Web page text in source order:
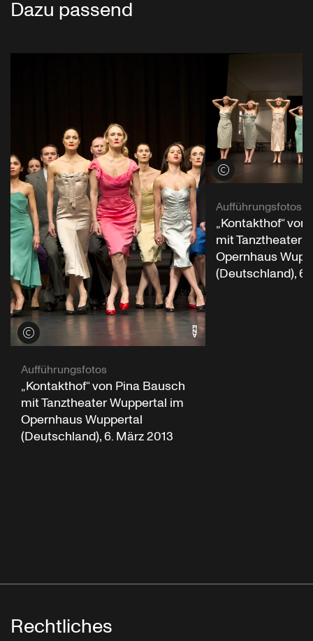
Dazu passend
Credits öffnen
Aufführungsfotos
„Kontakthof“ von Pina Bausch
mit Tanztheater Wuppertal im
Opernhaus Wuppertal
(Deutschland), 6. März 2013
Credits öffnen
Aufführungsfotos
„Kontakthof“
mit Tanztheater
Opernhaus
(Deutschland), 6.
Rechtliches